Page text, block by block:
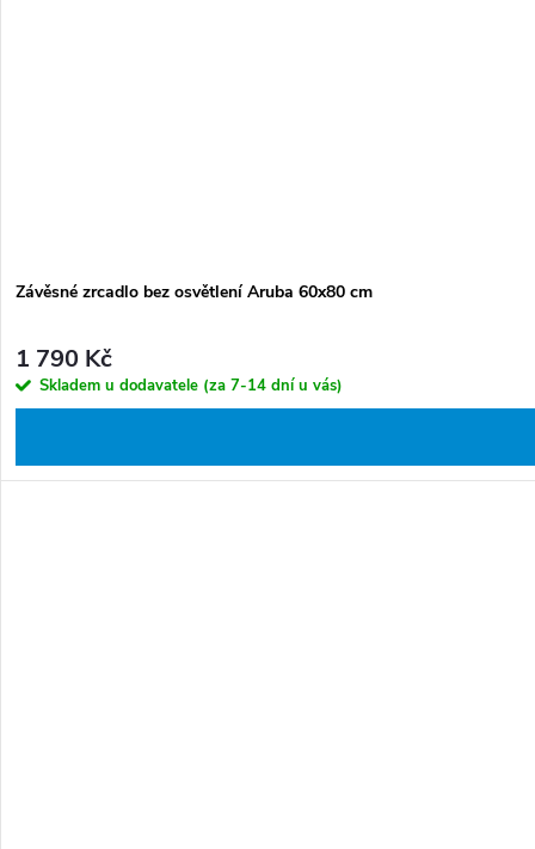
Závěsné zrcadlo bez osvětlení Aruba 60x80 cm
1 790 Kč
Skladem u dodavatele (za 7-14 dní u vás)